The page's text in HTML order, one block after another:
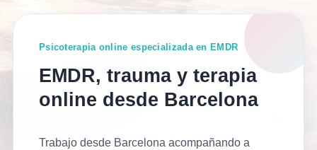
Psicoterapia online especializada en EMDR
EMDR, trauma y terapia
online desde Barcelona
Trabajo desde Barcelona acompañando a